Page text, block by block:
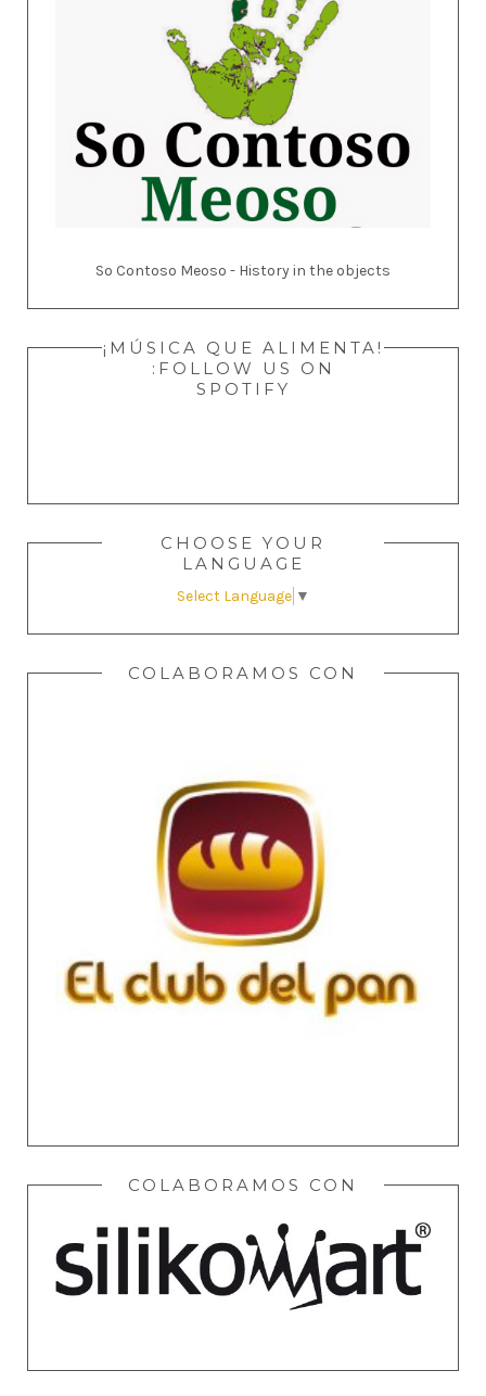
So Contoso Meoso - History in the objects
¡MÚSICA QUE ALIMENTA!
:FOLLOW US ON
SPOTIFY
CHOOSE YOUR
LANGUAGE
Select Language ▼
COLABORAMOS CON
COLABORAMOS CON